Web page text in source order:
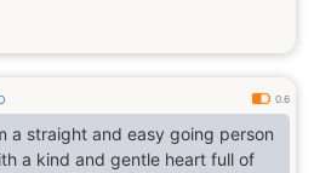
0.6
a straight and easy going person
a kind and gentle heart full of